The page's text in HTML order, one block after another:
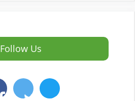
Follow Us